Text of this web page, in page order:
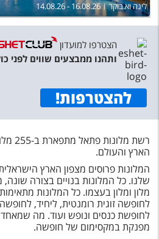
לינה וא.בוקר 14.08.26 - 16.08.26
הצטרפו למועדון
ותהנו ממבצעים שווים לפני
להצטרפות!
הארץ והעולם.
המלונות פרוסים מצפון הארץ
שלנו. כל המלונות בנויים בצורה
מלון ומלון בעצמו. כל המלונות
לחופשה זוגית רומנטית, ליחיד,
לחופשת כנסים ונופש ועוד. מה
מפנקת במקסימום של חופשה.